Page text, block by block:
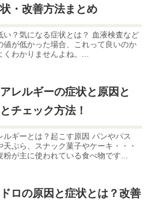
・改善方法まとめ
い？気になる症状とは？ 血液検査など
値が低かった場合、これって良いのか
くわかりませんよね。...
レルギーの症状と原因と
チェック方法！
ルギーとは？起こす原因 パンやパス
天ぷら、スナック菓子やケーキ・・・
粉が主に使われている食べ物です...
ロの原因と症状とは？改善